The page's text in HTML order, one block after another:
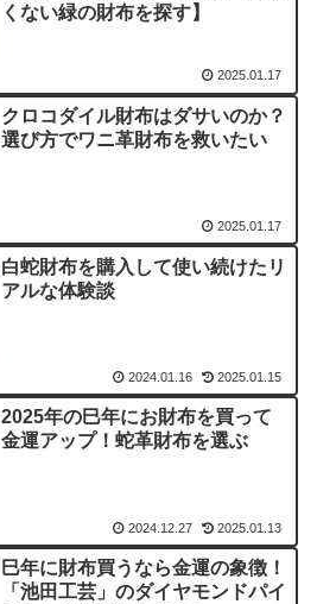
くない緑の財布を探す】
2025.01.17
クロコダイル財布はダサいのか？
選び方でワニ革財布を救いたい
2025.01.17
白蛇財布を購入して使い続けたリ
アルな体験談
2024.01.16 2025.01.15
2025年の巳年にお財布を買って
金運アップ！蛇革財布を選ぶ
2024.12.27 2025.01.13
巳年に財布買うなら金運の象徴！
「池田工芸」のダイヤモンドパイ